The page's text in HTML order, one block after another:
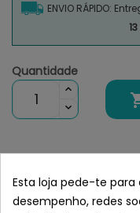
ENVIO RÁPIDO:
Quantidade
Semelhante
Soluble para
Esta loja pede-te
desempenho, redes